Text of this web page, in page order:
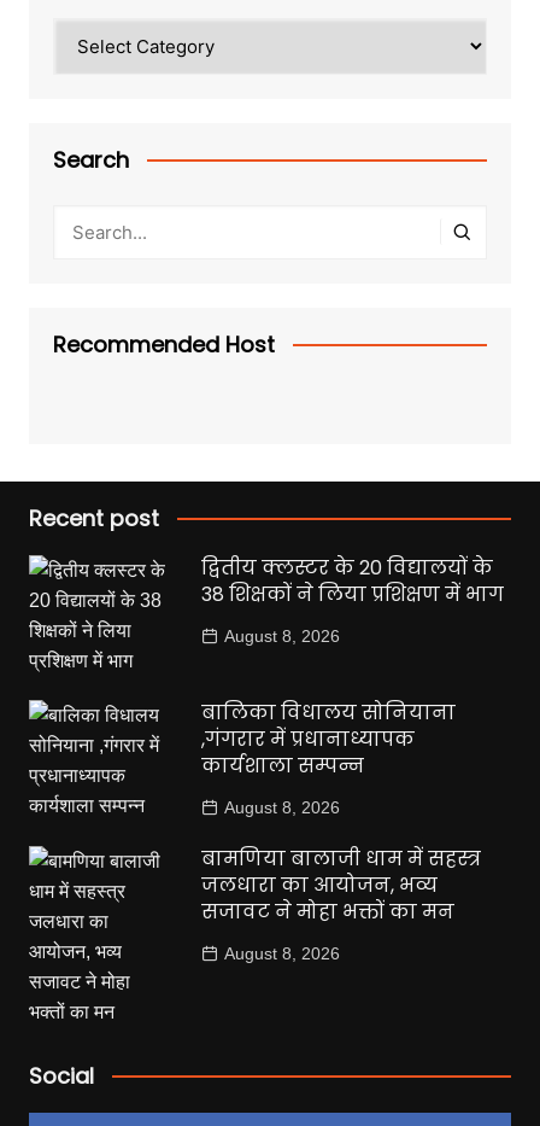
Search
Recommended Host
Recent post
द्वितीय क्लस्टर के 20 विद्यालयों के
38 शिक्षकों ने लिया प्रशिक्षण में भाग
August 8, 2026
बालिका विधालय सोनियाना
,गंगरार में प्रधानाध्यापक
कार्यशाला सम्पन्न
August 8, 2026
बामणिया बालाजी धाम में सहस्त्र
जलधारा का आयोजन, भव्य
सजावट ने मोहा भक्तों का मन
August 8, 2026
Social